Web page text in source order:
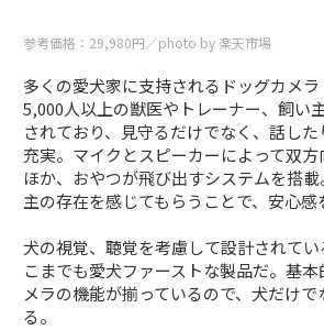
参考価格：29,980円／photo by 楽天市場
多くの愛犬家に支持されるドッグカメラ
5,000人以上の獣医やトレーナー、飼い
されており、見守るだけでなく、話し
充実。マイクとスピーカーによって双
ほか、おやつが飛び出すシステムを搭
主の存在を感じてもらうことで、安心感
犬の視覚、聴覚を考慮して設計されて
こまでも愛犬ファーストな製品だ。基
メラの機能が揃っているので、犬だけ
る。